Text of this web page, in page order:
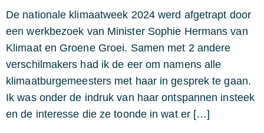
De nationale klimaatweek 2024 werd afgetrapt door
een werkbezoek van Minister Sophie Hermans van
Klimaat en Groene Groei. Samen met 2 andere
verschilmakers had ik de eer om namens alle
klimaatburgemeesters met haar in gesprek te gaan.
Ik was onder de indruk van haar ontspannen insteek
en de interesse die ze toonde in wat er […]